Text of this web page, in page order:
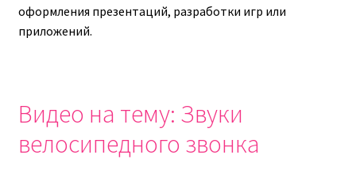
оформления презентаций, разработки игр или
приложений.
Видео на тему: Звуки
велосипедного звонка